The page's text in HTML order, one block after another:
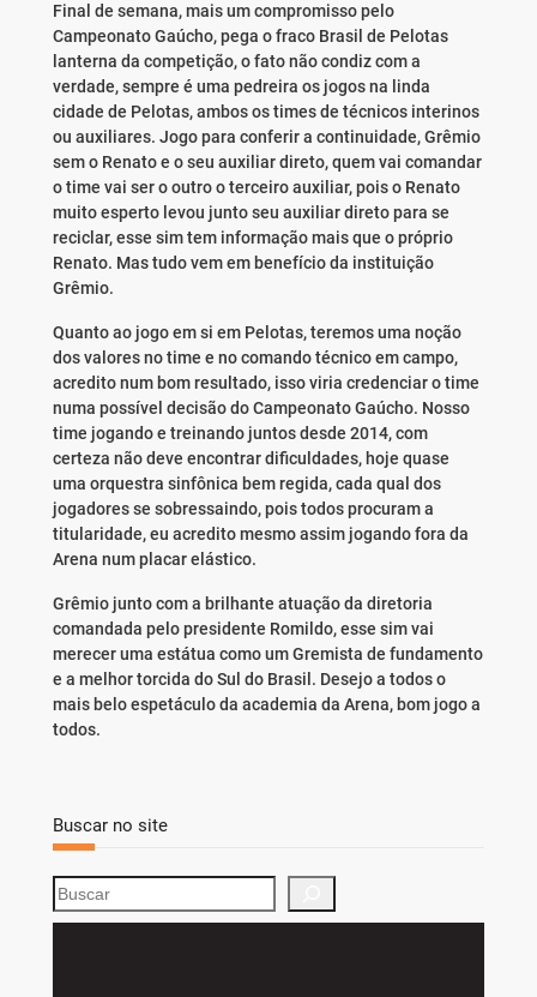
Final de semana, mais um compromisso pelo
Campeonato Gaúcho, pega o fraco Brasil de Pelotas
lanterna da competição, o fato não condiz com a
verdade, sempre é uma pedreira os jogos na linda
cidade de Pelotas, ambos os times de técnicos interinos
ou auxiliares. Jogo para conferir a continuidade, Grêmio
sem o Renato e o seu auxiliar direto, quem vai comandar
o time vai ser o outro o terceiro auxiliar, pois o Renato
muito esperto levou junto seu auxiliar direto para se
reciclar, esse sim tem informação mais que o próprio
Renato. Mas tudo vem em benefício da instituição
Grêmio.
Quanto ao jogo em si em Pelotas, teremos uma noção
dos valores no time e no comando técnico em campo,
acredito num bom resultado, isso viria credenciar o time
numa possível decisão do Campeonato Gaúcho. Nosso
time jogando e treinando juntos desde 2014, com
certeza não deve encontrar dificuldades, hoje quase
uma orquestra sinfônica bem regida, cada qual dos
jogadores se sobressaindo, pois todos procuram a
titularidade, eu acredito mesmo assim jogando fora da
Arena num placar elástico.
Grêmio junto com a brilhante atuação da diretoria
comandada pelo presidente Romildo, esse sim vai
merecer uma estátua como um Gremista de fundamento
e a melhor torcida do Sul do Brasil. Desejo a todos o
mais belo espetáculo da academia da Arena, bom jogo a
todos.
Buscar no site
S
e